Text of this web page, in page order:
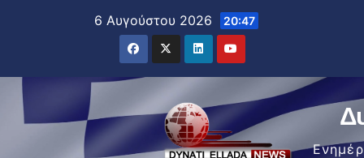
6 Αυγούστου 2026 20:47